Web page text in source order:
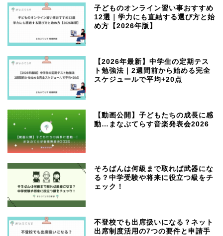
子どものオンライン習い事おすすめ
12選｜学力にも直結する選び方と始
め方【2026年版】
【2026年最新】中学生の定期テス
ト勉強法｜2週間前から始める完全
スケジュールで平均+20点
【動画公開】子どもたちの成長に感
動…まなぶてらす音楽発表会2026
そろばんは何級まで取れば武器にな
る？中学受験や将来に役立つ級をチ
ェック！
不登校でも出席扱いになる？ネット
出席制度活用の7つの要件と申請手